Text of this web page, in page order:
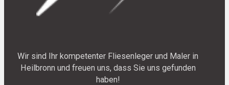
Wir sind Ihr kompetenter Fliesenleger und Maler in
Heilbronn und freuen uns, dass Sie uns gefunden
haben!